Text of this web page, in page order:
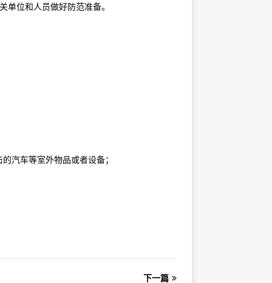
位和人员做好防范准备。
汽车等室外物品或者设备；
下一篇